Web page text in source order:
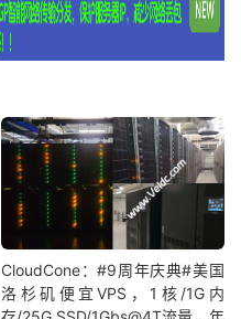
CloudCone：#9周年庆典#美国
洛杉矶便宜VPS，1核/1G内